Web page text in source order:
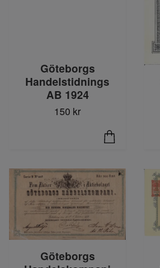
Göteborgs
Handelstidnings
AB 1924
150 kr
Göteborgs